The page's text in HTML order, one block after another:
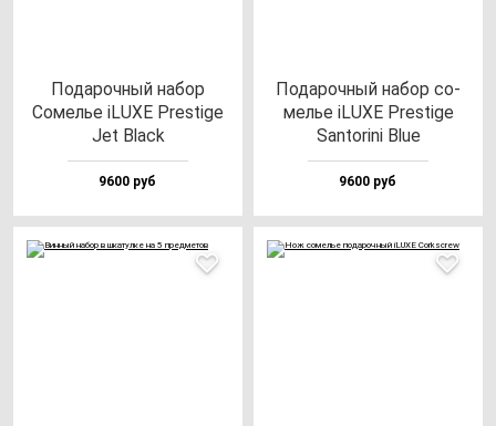
Пода­роч­ный на­бор
Сомелье iLUXE Pres­ti­ge
Jet Black
9600 руб
Пода­роч­ный на­бор со­
мелье iLUXE Pres­ti­ge
San­to­ri­ni Blue
9600 руб